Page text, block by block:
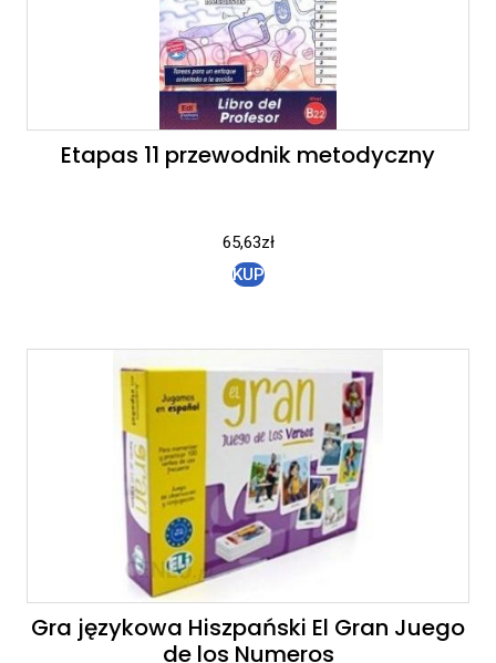
Etapas 11 przewodnik metodyczny
65,63zł
KUP
Gra językowa Hiszpański El Gran Juego
de los Numeros